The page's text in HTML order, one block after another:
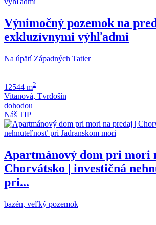
Výnimočný pozemok na
exkluzívnymi výhľadmi
Na úpätí Západných Tatier
12544 m2
Vitanová, Tvrdošín
dohodou
Náš TIP
Apartmánový dom pri mori
Chorvátsko | investičná
pri...
bazén, veľký pozemok